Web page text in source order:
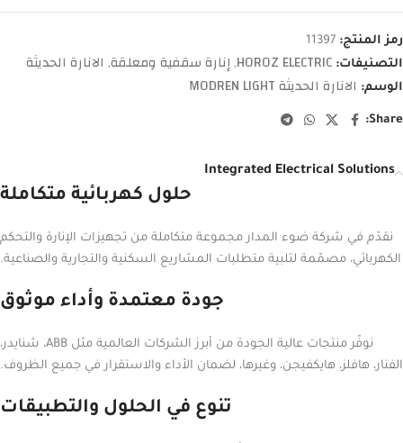
رمز المنتج: 11397
التصنيفات: HOROZ ELECTRIC
, إنارة سقفية ومعلقة, الانارة الحديثة
الوسم: الانارة الحديثة MODREN LIGHT
Share:
Integrated Electrical Solutions
حلول كهربائية متكاملة
نقدّم في شركة ضوء المدار مجموعة متكاملة من تجهيزات الإنارة والتحكم
الكهربائي، مصمّمة لتلبية متطلبات المشاريع السكنية والتجارية والصناعية.
جودة معتمدة وأداء موثوق
نوفّر منتجات عالية الجودة من أبرز الشركات العالمية مثل ABB، شنايدر،
الفنار، هافلز، هايكفيجن، وغيرها، لضمان الأداء والاستقرار في جميع الظروف.
تنوع في الحلول والتطبيقات